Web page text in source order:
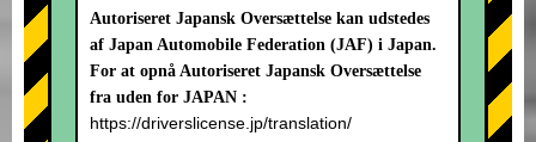
Autoriseret Japansk Oversættelse kan udstedes
af Japan Automobile Federation (JAF) i Japan.
For at opnå Autoriseret Japansk Oversættelse
fra uden for JAPAN :
https://driverslicense.jp/translation/